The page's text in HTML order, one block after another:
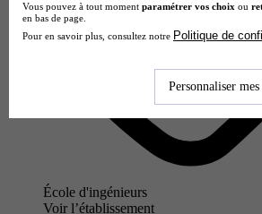
École d'ingénieurs
Voir l’établissement
Vous pouvez à tout moment paramétrer vos choix ou
en bas de page.
Pour en savoir plus, consultez notre Politique de
Personnaliser